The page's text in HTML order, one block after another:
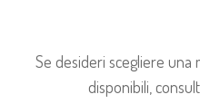
Se desideri scegliere una
disponibili,